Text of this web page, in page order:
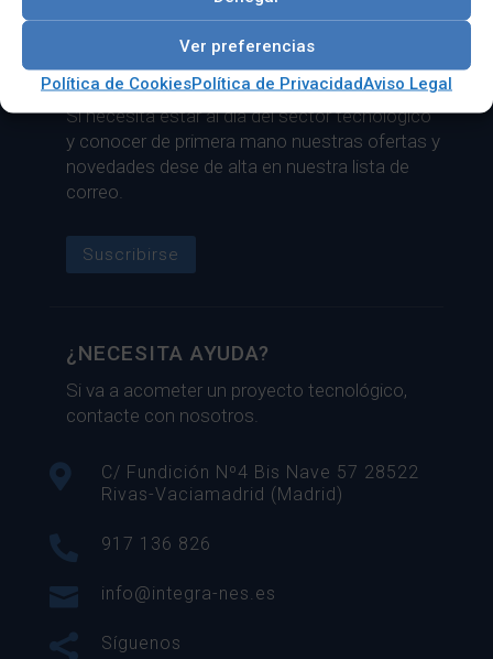
Ver preferencias
Política de CookiesPolítica de PrivacidadAviso Legal
LISTA DE CORREO
Si necesita estar al día del sector tecnológico
y conocer de primera mano nuestras ofertas y
novedades dese de alta en nuestra lista de
correo.
Suscribirse
¿NECESITA AYUDA?
Si va a acometer un proyecto tecnológico,
contacte con nosotros.

C/ Fundición Nº4 Bis Nave 57 28522
Rivas-Vaciamadrid (Madrid)
 917 136 826
 info@integra-nes.es
 Síguenos